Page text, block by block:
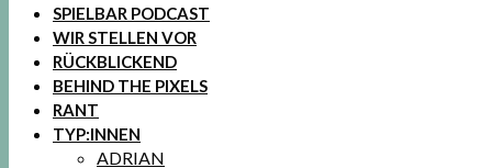
SPIELBAR PODCAST
WIR STELLEN VOR
RÜCKBLICKEND
BEHIND THE PIXELS
RANT
TYP:INNEN
ADRIAN